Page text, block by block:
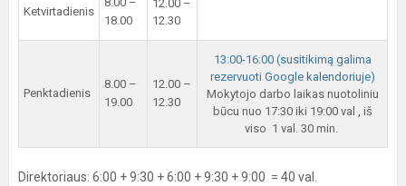
Ketvirtadienis
18.00
12.00 –
12.30
Penktadienis
8.00 –
19.00
12.00 –
12.30
13:00-16:00 (susitikimą galima
rezervuoti Google kalendoriuje)
Mokytojo darbo laikas nuotoliniu
būcu nuo 17:30 iki 19:00 val , iš
viso 1 val. 30 min.
Direktoriaus: 6:00 + 9:30 + 6:00 + 9:30 + 9:00 = 40 val.